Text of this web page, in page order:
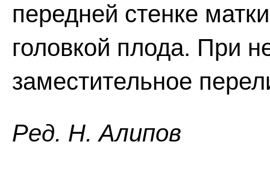
передней стенке
головкой плода. При
заместительное
Ред. Н. Алипов